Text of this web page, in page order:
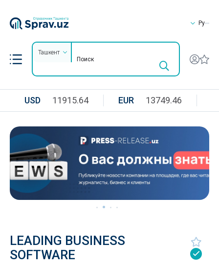
Ру
Ташкент
USD 11915.64 EUR 13749.46
LEADING BUSINESS
SOFTWARE